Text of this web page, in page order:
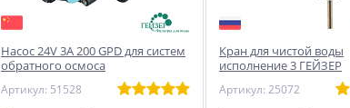
Насос 24V 3A 200 GPD для систем
обратного осмоса
Артикул: 51528
Кран для чистой воды
исполнение 3 ГЕЙЗЕР
Артикул: 25072